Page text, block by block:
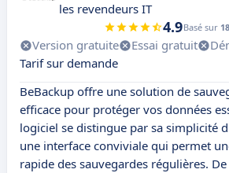
les revendeurs IT
4.9Basé sur
Version gratuite Essai gratuit
Tarif sur demande
BeBackup offre une solution de
efficace pour protéger vos données
logiciel se distingue par sa simplicité
une interface conviviale qui permet
rapide des sauvegardes régulières.